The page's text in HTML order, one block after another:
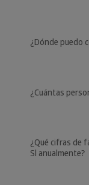
¿Dónde puedo
¿Cuántas
¿Qué cifras de
Sl anualmente?